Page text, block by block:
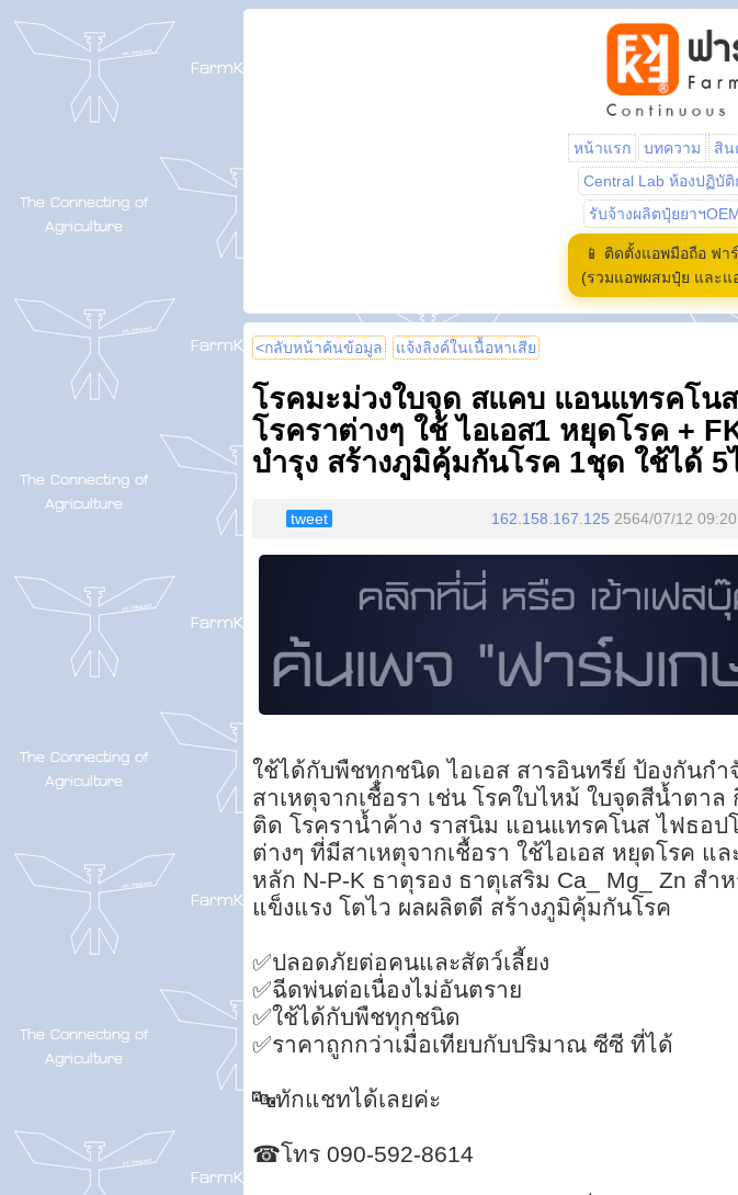
หน้าแรก บทความ สิน
Central Lab ห้องปฏิบัติ
รับจ้างผลิตปุ๋ยยาฯ
📱 ติดตั้งแอพมือถือ ฟา
(รวมแอพผสมปุ๋ย และแ
<กลับหน้าค้นข้อมูล แจ้งลิงค์ในเนื้อหาเสีย
โรคมะม่วงใบจุด สแคบ แอนแทรคโน
โรคราต่างๆ ใช้ ไอเอส1 หยุดโรค +
บำรุง สร้างภูมิคุ้มกันโรค 1ชุด ใช้ได้ 5
tweet 162.158.167.125 2564/07/12
ใช้ได้กับพืชทุกชนิด ไอเอส สารอินทรีย์ ป้องกันก
สาเหตุจากเชื้อรา เช่น โรคใบไหม้ ใบจุดสีน้ำตาล
ติด โรคราน้ำค้าง ราสนิม แอนแทรคโนส ไฟธอป
ต่างๆ ที่มีสาเหตุจากเชื้อรา ใช้ไอเอส หยุดโรค แล
หลัก N-P-K ธาตุรอง ธาตุเสริม Ca_ Mg_ Zn สำ
แข็งแรง โตไว ผลผลิตดี สร้างภูมิคุ้มกันโรค
✅ปลอดภัยต่อคนและสัตว์เลี้ยง
✅ฉีดพ่นต่อเนื่องไม่อันตราย
✅ใช้ได้กับพืชทุกชนิด
✅ราคาถูกกว่าเมื่อเทียบกับปริมาณ ซีซี ที่ได้
🔤ทักแชทได้เลยค่ะ
☎โทร 090-592-8614